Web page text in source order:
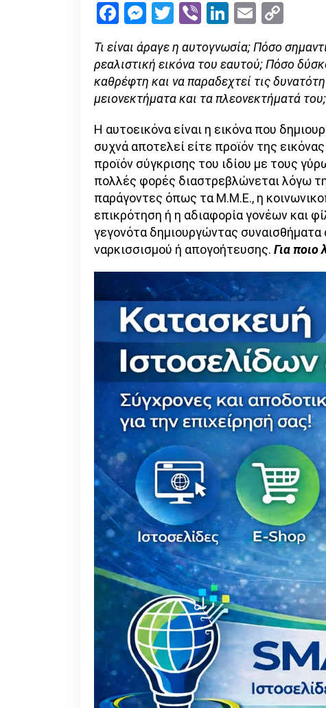
Facebook
Messenger
Twitter
ViberLinkedIn
Email
Τι είναι άραγε η αυτογνωσία; Πόσο
ρεαλιστική εικόνα του εαυτού; Πόσο
καθρέφτη και να παραδεχτεί τις
μειονεκτήματα και τα πλεονεκτήματά του;
Η αυτοεικόνα είναι η εικόνα που
συχνά αποτελεί είτε προϊόν της
προϊόν σύγκρισης του ιδίου με τους
πολλές φορές διαστρεβλώνεται λόγω
παράγοντες όπως τα Μ.Μ.Ε., η
επικρότηση ή η αδιαφορία γονέων και
γεγονότα δημιουργώντας συναισθήματα
ναρκισσισμού ή απογοήτευσης. Για ποιο